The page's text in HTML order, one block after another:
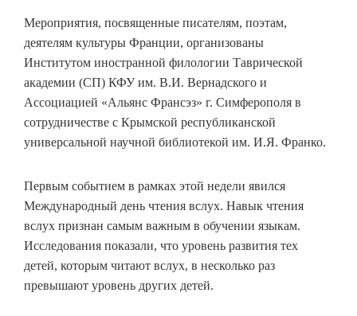
Мероприятия, посвященные писателям, поэтам,
деятелям культуры Франции, организованы
Институтом иностранной филологии Таврической
академии (СП) КФУ им. В.И. Вернадского и
Ассоциацией «Альянс Франсэз» г. Симферополя в
сотрудничестве с Крымской республиканской
универсальной научной библиотекой им. И.Я. Франко.
Первым событием в рамках этой недели явился
Международный день чтения вслух. Навык чтения
вслух признан самым важным в обучении языкам.
Исследования показали, что уровень развития тех
детей, которым читают вслух, в несколько раз
превышают уровень других детей.